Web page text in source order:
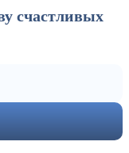
счастливых